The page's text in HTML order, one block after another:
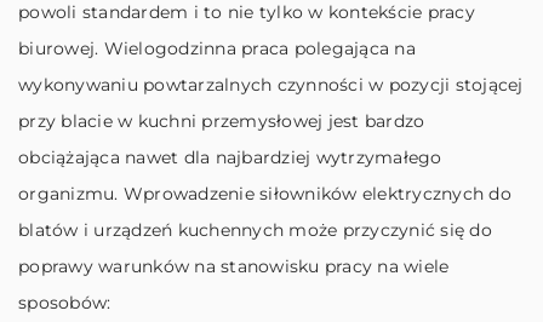
powoli standardem i to nie tylko w kontekście pracy
biurowej. Wielogodzinna praca polegająca na
wykonywaniu powtarzalnych czynności w pozycji stojącej
przy blacie w kuchni przemysłowej jest bardzo
obciążająca nawet dla najbardziej wytrzymałego
organizmu. Wprowadzenie siłowników elektrycznych do
blatów i urządzeń kuchennych może przyczynić się do
poprawy warunków na stanowisku pracy na wiele
sposobów: